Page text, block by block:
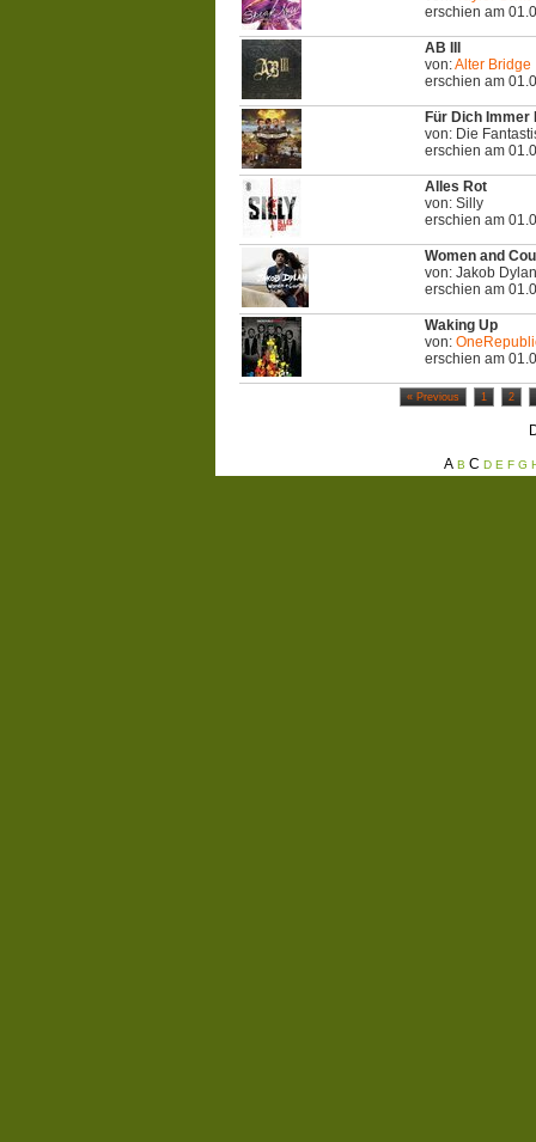
erschien am
AB III
von:Alter Bridge
erschien am
Für Dich Immer
von: Die
erschien am
Alles Rot
von: Silly
erschien am
Women and
von: Jakob Dylan
erschien am
Waking Up
von:
erschien am
« Previous 1 2
A B C D E F G